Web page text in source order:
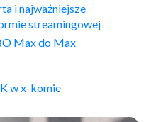
i najważniejsze
streamingowej
Max do Max
w x-komie